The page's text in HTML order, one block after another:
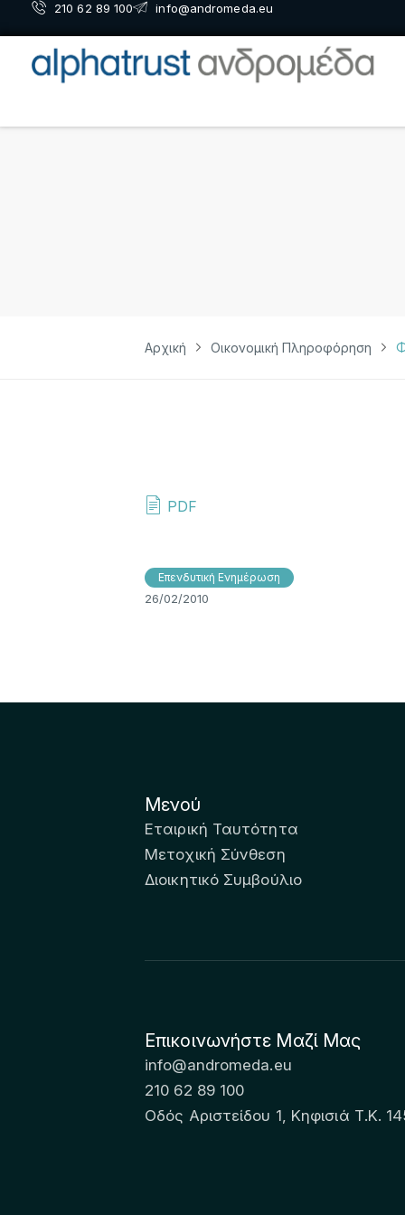
210 62 89 100 info@andromeda.eu
Αρχική Οικονομική Πληροφόρηση
PDF
Επενδυτική Ενημέρωση
26/02/2010
Μενού
Εταιρική Ταυτότητα
Μετοχική Σύνθεση
Διοικητικό Συμβούλιο
Επικοινωνήστε Μαζί Μας
info@andromeda.eu
210 62 89 100
Οδός Αριστείδου 1, Κηφισιά Τ.Κ.